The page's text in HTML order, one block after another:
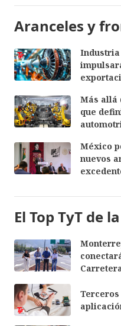
Aranceles y
Más allá
que
México
nuevos
El Top TyT de